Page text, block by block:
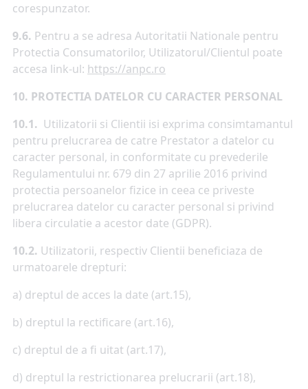
corespunzator.
9.6. Pentru a se adresa Autoritatii Nationale pentru
Protectia Consumatorilor, Utilizatorul/Clientul poate
accesa link-ul: https://anpc.ro
10. PROTECTIA DATELOR CU CARACTER PERSONAL
10.1. Utilizatorii si Clientii isi exprima consimtamantul
pentru prelucrarea de catre Prestator a datelor cu
caracter personal, in conformitate cu prevederile
Regulamentului nr. 679 din 27 aprilie 2016 privind
protectia persoanelor fizice in ceea ce priveste
prelucrarea datelor cu caracter personal si privind
libera circulatie a acestor date (GDPR).
10.2. Utilizatorii, respectiv Clientii beneficiaza de
urmatoarele drepturi:
a) dreptul de acces la date (art.15),
b) dreptul la rectificare (art.16),
c) dreptul de a fi uitat (art.17),
d) dreptul la restrictionarea prelucrarii (art.18),